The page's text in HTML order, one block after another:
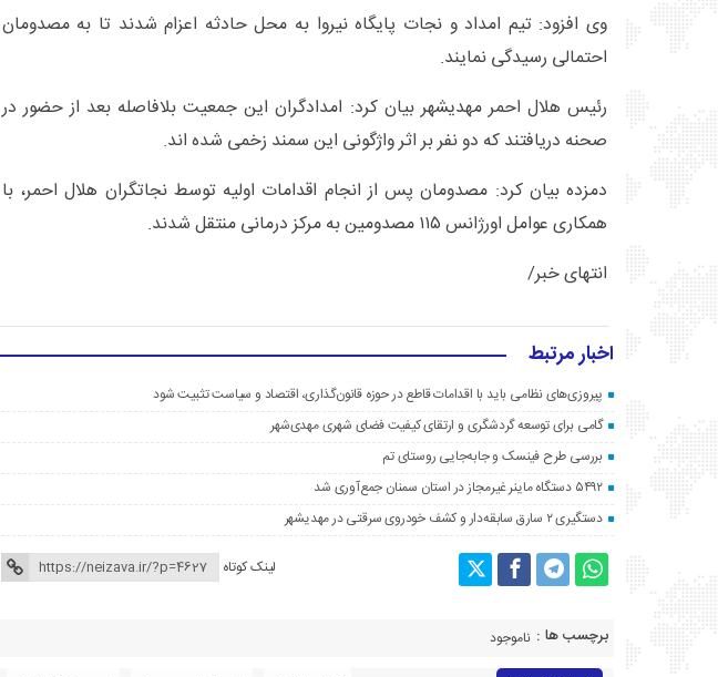
وی افزود: تیم امداد و نجات پایگاه نیروا به محل حادثه اعزام شدند تا به مصدومان
احتمالی رسیدگی نمایند.
رئیس هلال احمر مهدیشهر بیان کرد: امدادگران این جمعیت بلافاصله بعد از حضور در
صحنه دریافتند که دو نفر بر اثر واژگونی این سمند زخمی شده اند.
دمزده بیان کرد: مصدومان پس از انجام اقدامات اولیه توسط نجاتگران هلال احمر، با
همکاری عوامل اورژانس ۱۱۵ مصدومین به مرکز درمانی منتقل شدند.
انتهای خبر/
اخبار مرتبط
پیروزی‌های نظامی باید با اقدامات قاطع در حوزه قانون‌گذاری، اقتصاد و سیاست تثبیت شود
گامی برای توسعه گردشگری و ارتقای کیفیت فضای شهری مهدی‌شهر
بررسی طرح فینسک و جابه‌جایی روستای تم
۵۴۹۲ دستگاه ماینر غیرمجاز در استان سمنان جمع‌آوری شد
دستگیری ۲ سارق سابقه‌دار و کشف خودروی سرقتی در مهدیشهر
لینک کوتاه
برچسب ها : ناموجود